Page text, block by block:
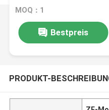
XGC85、XGC130、
MOQ：1
Bestpreis
PRODUKT-